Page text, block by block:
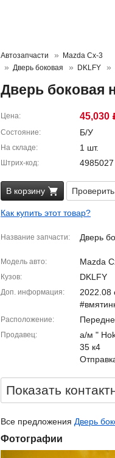
Автозапчасти
Mazda Cx-3
Дверь боковая
DKLFY
Дверь боковая
Цена 45,030
Состояние Б/У
На складе 1 шт.
Штрих-код 4985027
В корзину
Как купить этот товар?
Название запчасти Дверь
Модель авто Mazda
Кузов DKLFY
Доп. информация
2022.08
Расположение
Продавец
а/м "
35 к4
Показать
Все предложения Дверь
Фотографии